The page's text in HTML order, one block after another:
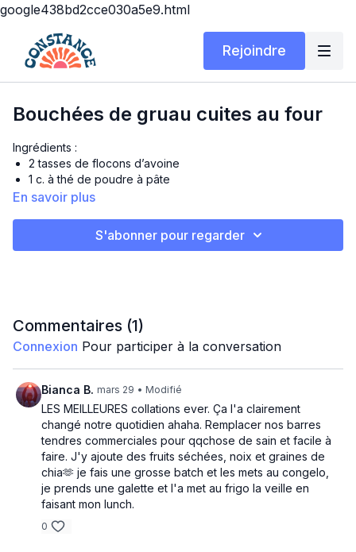
google438bd2cce030a5e9.html
Rejoindre
Bouchées de gruau cuites au four
Ingrédients :
2 tasses de flocons d’avoine
1 c. à thé de poudre à pâte
1/2 c. à thé de cannelle
(optionnel)
Préparation :
Préchauffer le four à 350°F et graisser un moule à muffins
ou y déposer des moules en papier.
Dans un grand bol, mélanger les flocons d’avoine, la
poudre à pâte, la cannelle et le sel.
Dans un autre bol, fouetter la banane écrasée, le lait, le
sirop d’érable (ou le miel) et l’extrait de vanille.
Verser les ingrédients liquides sur les ingrédients secs et
mélanger jusqu’à homogénéité.
Incorporer les pépites de chocolat ou les petits fruits, si
désiré.
Répartir uniformément le mélange dans les moules à
En savoir plus
S'abonner pour regarder
Commentaires (1)
Connexion Pour participer à la conversation
Bianca B. mars 29 • Modifié
LES MEILLEURES collations ever. Ça l'a clairement
changé notre quotidien ahaha. Remplacer nos barres
tendres commerciales pour qqchose de sain et facile à
faire. J'y ajoute des fruits séchées, noix et graines de
chia🫶 je fais une grosse batch et les mets au congelo,
je prends une galette et l'a met au frigo la veille en
faisant mon lunch.
0